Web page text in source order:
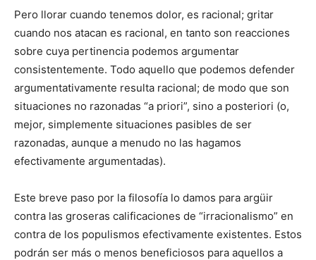
Pero llorar cuando tenemos dolor, es racional; gritar
cuando nos atacan es racional, en tanto son reacciones
sobre cuya pertinencia podemos argumentar
consistentemente. Todo aquello que podemos defender
argumentativamente resulta racional; de modo que son
situaciones no razonadas “a priori”, sino a posteriori (o,
mejor, simplemente situaciones pasibles de ser
razonadas, aunque a menudo no las hagamos
efectivamente argumentadas).
Este breve paso por la filosofía lo damos para argüir
contra las groseras calificaciones de “irracionalismo” en
contra de los populismos efectivamente existentes. Estos
podrán ser más o menos beneficiosos para aquellos a